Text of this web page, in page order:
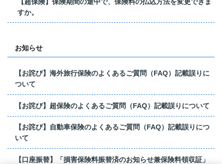
すか。
お知らせ
【お詫び】海外旅行保険のよくあるご質問（FAQ）記載誤りに
ついて
【お詫び】超保険のよくあるご質問（FAQ）記載誤りについて
【お詫び】自動車保険のよくあるご質問（FAQ）記載誤りにつ
いて
【口座振替】「損害保険料振替済のお知らせ兼保険料領収証」